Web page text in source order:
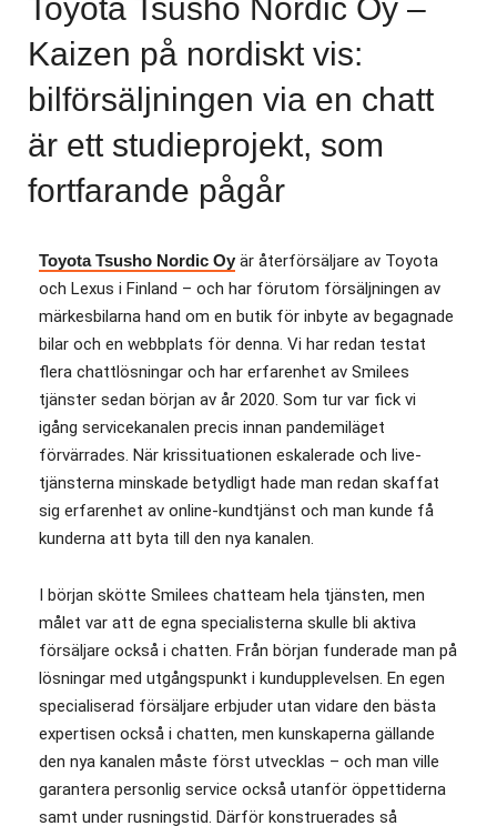
Toyota Tsusho Nordic Oy –
Kaizen på nordiskt vis:
bilförsäljningen via en chatt
är ett studieprojekt, som
fortfarande pågår
Toyota Tsusho Nordic Oy är återförsäljare av Toyota
och Lexus i Finland – och har förutom försäljningen av
märkesbilarna hand om en butik för inbyte av begagnade
bilar och en webbplats för denna. Vi har redan testat
flera chattlösningar och har erfarenhet av Smilees
tjänster sedan början av år 2020. Som tur var fick vi
igång servicekanalen precis innan pandemiläget
förvärrades. När krissituationen eskalerade och live-
tjänsterna minskade betydligt hade man redan skaffat
sig erfarenhet av online-kundtjänst och man kunde få
kunderna att byta till den nya kanalen.
I början skötte Smilees chatteam hela tjänsten, men
målet var att de egna specialisterna skulle bli aktiva
försäljare också i chatten. Från början funderade man på
lösningar med utgångspunkt i kundupplevelsen. En egen
specialiserad försäljare erbjuder utan vidare den bästa
expertisen också i chatten, men kunskaperna gällande
den nya kanalen måste först utvecklas – och man ville
garantera personlig service också utanför öppettiderna
samt under rusningstid. Därför konstruerades så